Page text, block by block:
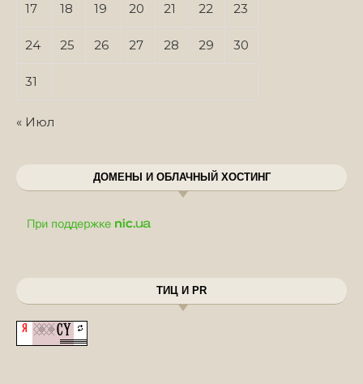
17 18 19 20 21 22 23
24 25 26 27 28 29 30
31
« Июл
ДОМЕНЫ И ОБЛАЧНЫЙ ХОСТИНГ
ТИЦ И PR